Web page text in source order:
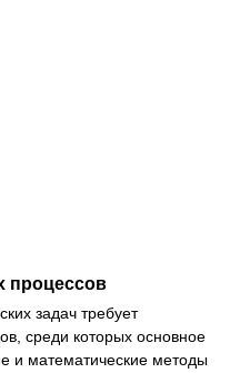
процессов
задач требует
среди которых основное
и математические методы